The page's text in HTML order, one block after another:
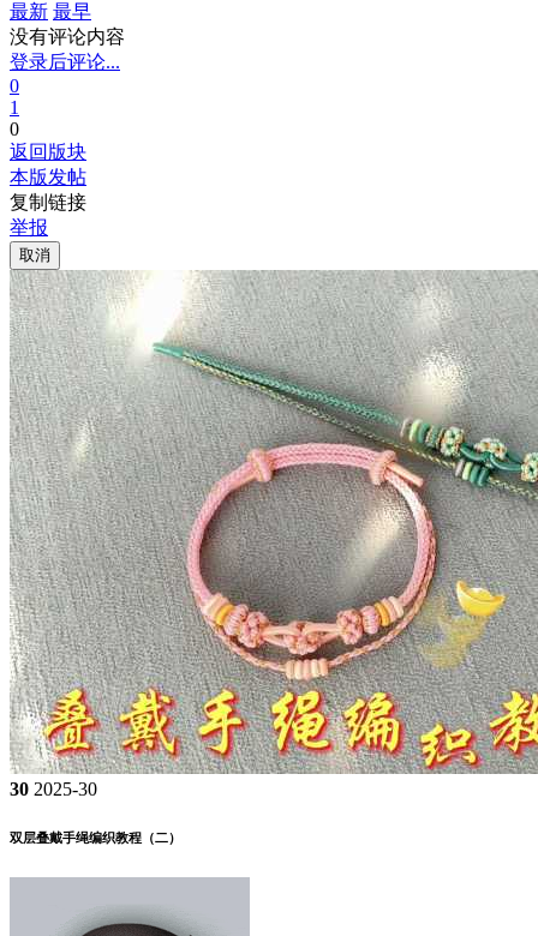
最新 最早
没有评论内容
登录后评论...
0
1
0
返回版块
本版发帖
复制链接
举报
取消
30 2025-30
双层叠戴手绳编织教程（二）